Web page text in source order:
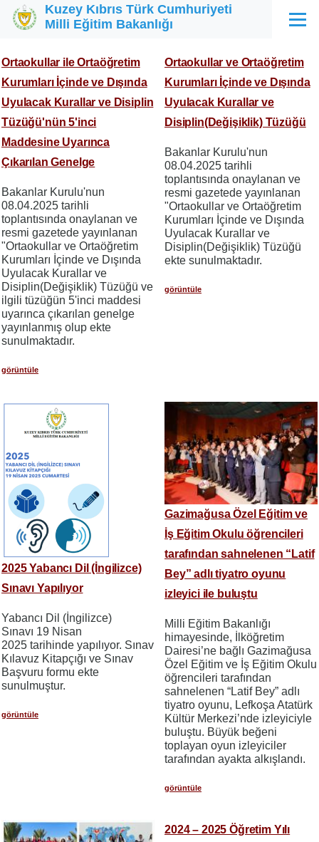
Ana içeriğe atla
Kuzey Kıbrıs Türk Cumhuriyeti
Milli Eğitim Bakanlığı
Menü
Ortaokullar ile Ortaöğretim
Kurumları İçinde ve Dışında
Uyulacak Kurallar ve Disiplin
Tüzüğü'nün 5'inci
Maddesine Uyarınca
Çıkarılan Genelge
Bakanlar Kurulu'nun
08.04.2025 tarihli
toplantısında onaylanan ve
resmi gazetede yayınlanan
"Ortaokullar ve Ortaöğretim
Kurumları İçinde ve Dışında
Uyulacak Kurallar ve
Disiplin(Değişiklik) Tüzüğü ve
ilgili tüzüğün 5'inci maddesi
uyarınca çıkarılan genelge
yayınlanmış olup ekte
sunulmaktadır.
görüntüle
Ortaokullar ve Ortaöğretim
Kurumları İçinde ve Dışında
Uyulacak Kurallar ve
Disiplin(Değişiklik) Tüzüğü
Bakanlar Kurulu'nun
08.04.2025 tarihli
toplantısında onaylanan ve
resmi gazetede yayınlanan
"Ortaokullar ve Ortaöğretim
Kurumları İçinde ve Dışında
Uyulacak Kurallar ve
Disiplin(Değişiklik) Tüzüğü
ekte sunulmaktadır.
görüntüle
2025 Yabancı Dil (İngilizce)
Sınavı Yapılıyor
Yabancı Dil (İngilizce)
Sınavı 19 Nisan
2025 tarihinde yapılıyor. Sınav
Kılavuz Kitapçığı ve Sınav
Başvuru formu ekte
sunulmuştur.
görüntüle
Gazimağusa Özel Eğitim ve
İş Eğitim Okulu öğrencileri
tarafından sahnelenen “Latif
Bey” adlı tiyatro oyunu
izleyici ile buluştu
Milli Eğitim Bakanlığı
himayesinde, İlköğretim
Dairesi’ne bağlı Gazimağusa
Özel Eğitim ve İş Eğitim Okulu
öğrencileri tarafından
sahnelenen “Latif Bey” adlı
tiyatro oyunu, Lefkoşa Atatürk
Kültür Merkezi’nde izleyiciyle
buluştu. Büyük beğeni
toplayan oyun izleyiciler
tarafından ayakta alkışlandı.
görüntüle
2024 – 2025 Öğretim Yılı